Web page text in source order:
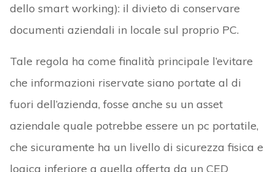
dello smart working): il divieto di conservare
documenti aziendali in locale sul proprio PC.
Tale regola ha come finalità principale l’evitare
che informazioni riservate siano portate al di
fuori dell’azienda, fosse anche su un asset
aziendale quale potrebbe essere un pc portatile,
che sicuramente ha un livello di sicurezza fisica e
logica inferiore a quella offerta da un CED